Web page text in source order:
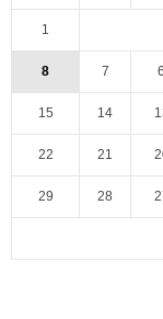
1
6
7
8
14
15
21
22
28
29